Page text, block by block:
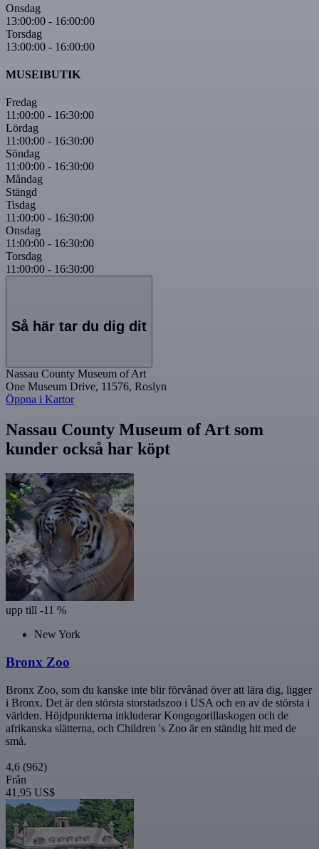
Onsdag
13:00:00 - 16:00:00
Torsdag
13:00:00 - 16:00:00
MUSEIBUTIK
Fredag
11:00:00 - 16:30:00
Lördag
11:00:00 - 16:30:00
Söndag
11:00:00 - 16:30:00
Måndag
Stängd
Tisdag
11:00:00 - 16:30:00
Onsdag
11:00:00 - 16:30:00
Torsdag
11:00:00 - 16:30:00
Så här tar du dig dit
Nassau County Museum of Art
One Museum Drive, 11576, Roslyn
Öppna i Kartor
Nassau County Museum of Art som
kunder också har köpt
upp till -11 %
New York
Bronx Zoo
Bronx Zoo, som du kanske inte blir förvånad över att lära dig, ligger
i Bronx. Det är den största storstadszoo i USA och en av de största i
världen. Höjdpunkterna inkluderar Kongogorillaskogen och de
afrikanska slätterna, och Children 's Zoo är en ständig hit med de
små.
4,6 (962)
Från
41,95 US$